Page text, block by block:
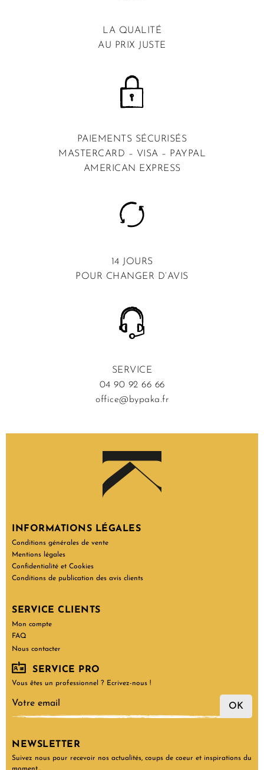
LA QUALITÉ
AU PRIX JUSTE
PAIEMENTS SÉCURISÉS
MASTERCARD – VISA – PAYPAL
AMERICAN EXPRESS
14 JOURS
POUR CHANGER D’AVIS
SERVICE
04 90 92 66 66
office@bypaka.fr
INFORMATIONS LÉGALES
Conditions générales de vente
Mentions légales
Confidentialité et Cookies
Conditions de publication des avis clients
SERVICE CLIENTS
Mon compte
FAQ
Nous contacter
SERVICE PRO
Vous êtes un professionnel ? Ecrivez-nous !
OK
NEWSLETTER
Suivez nous pour recevoir nos actualités, coups de coeur et inspirations du